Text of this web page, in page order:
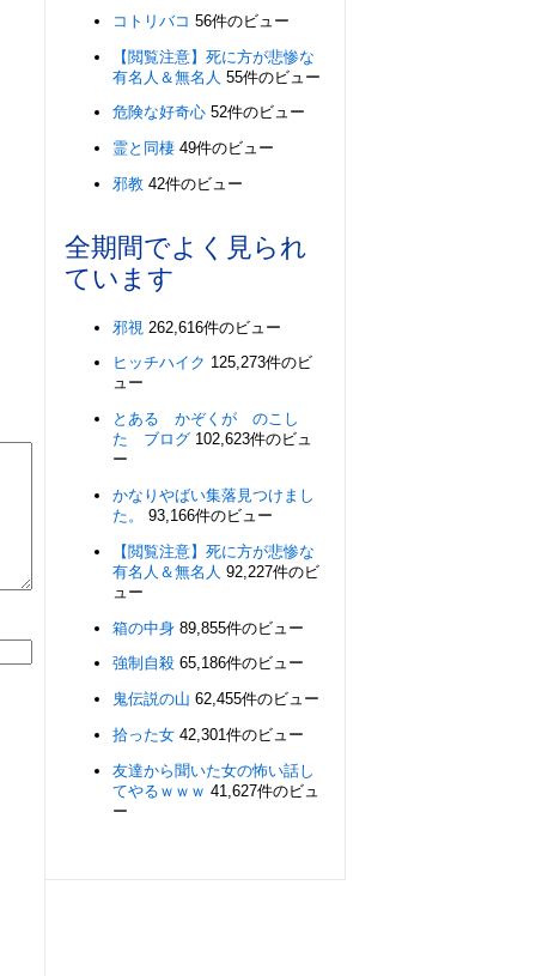
コトリバコ 56件のビュー
【閲覧注意】死に方が悲惨な
有名人＆無名人 55件のビュー
危険な好奇心 52件のビュー
霊と同棲 49件のビュー
邪教 42件のビュー
全期間でよく見られ
ています
邪視 262,616件のビュー
ヒッチハイク 125,273件のビ
ュー
とある かぞくが のこし
た ブログ 102,623件のビュ
ー
かなりやばい集落見つけまし
た。
93,166件のビュー
【閲覧注意】死に方が悲惨な
有名人＆無名人 92,227件のビ
ュー
箱の中身 89,855件のビュー
強制自殺 65,186件のビュー
鬼伝説の山 62,455件のビュー
拾った女 42,301件のビュー
友達から聞いた女の怖い話し
てやるｗｗｗ 41,627件のビュ
ー